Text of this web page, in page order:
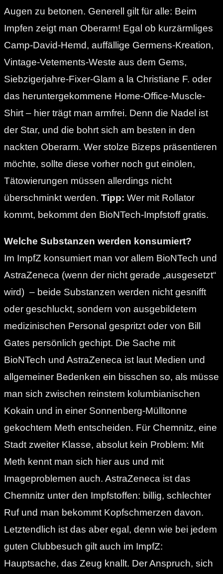
Augen zu betonen. Generell gilt für alle: Beim
Impfen zeigt man Oberarm! Egal ob kurzärmliges
Camp-David-Hemd, auffällige Germens-Kreation,
Vintage-Vetements-Weste aus dem Gems,
Siebzigerjahre-Fixer-Glam a la Christiane F. oder
das heruntergekommene Home-Office-Muscle-
Shirt – hier trägt man armfrei. Denn die Nadel ist
der Star, und die bohrt sich am besten in den
nackten Oberarm. Wer stolze Bizeps präsentieren
möchte, sollte diese vorher noch gut einölen,
Tätowierungen müssen allerdings nicht
überschminkt werden. Tipp: Wer mit Rollator
kommt, bekommt den BioNTech-Impfstoff gratis.
Welche Substanzen werden konsumiert?
Im ImpfZ konsumiert man vor allem BioNTech und
AstraZeneca (wenn der nicht gerade „ausgesetzt“
wird) – beide Substanzen werden nicht gesnifft
oder geschluckt, sondern von ausgebildetem
medizinischen Personal gespritzt oder von Bill
Gates persönlich gechipt. Die Sache mit
BioNTech und AstraZeneca ist laut Medien und
allgemeiner Bedenken ein bisschen so, als müsse
man sich zwischen reinstem kolumbianischen
Kokain und in einer Sonnenberg-Mülltonne
gekochtem Meth entscheiden. Für Chemnitz, eine
Stadt zweiter Klasse, absolut kein Problem: Mit
Meth kennt man sich hier aus und mit
Imageproblemen auch. AstraZeneca ist das
Chemnitz unter den Impfstoffen: billig, schlechter
Ruf und man bekommt Kopfschmerzen davon.
Letztendlich ist das aber egal, denn wie bei jedem
guten Clubbesuch gilt auch im ImpfZ:
Hauptsache, das Zeug knallt. Der Anspruch, sich